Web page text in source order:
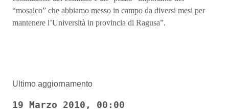
“mosaico” che abbiamo messo in campo da diversi mesi per
mantenere l’Università in provincia di Ragusa”.
Ultimo aggiornamento
19 Marzo 2010, 00:00